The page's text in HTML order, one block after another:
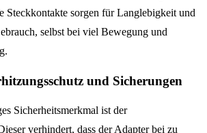
Steckkontakte sorgen für Langlebigkeit und
selbst bei viel Bewegung und
und Sicherungen
Sicherheitsmerkmal ist der
verhindert, dass der Adapter bei zu